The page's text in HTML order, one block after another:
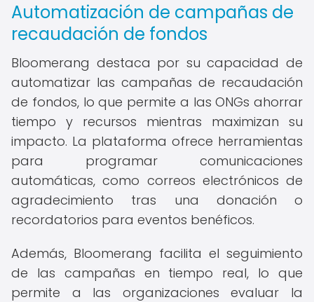
Automatización de campañas de
recaudación de fondos
Bloomerang destaca por su capacidad de
automatizar las campañas de recaudación
de fondos, lo que permite a las ONGs ahorrar
tiempo y recursos mientras maximizan su
impacto. La plataforma ofrece herramientas
para programar comunicaciones
automáticas, como correos electrónicos de
agradecimiento tras una donación o
recordatorios para eventos benéficos.
Además, Bloomerang facilita el seguimiento
de las campañas en tiempo real, lo que
permite a las organizaciones evaluar la